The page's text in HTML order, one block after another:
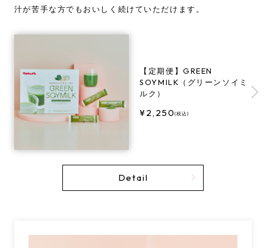
汁が苦手な方でもおいしく続けていただけます。
【定期便】GREEN
SOYMILK（グリーンソイミ
ルク）
2,250(税込)
Detail